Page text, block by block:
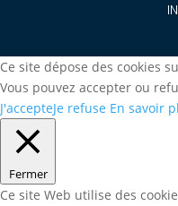
Ce site dépose des cookies
Vous pouvez accepter ou
J'accepteJe refuse En savoir
Fermer
Ce site Web utilise des